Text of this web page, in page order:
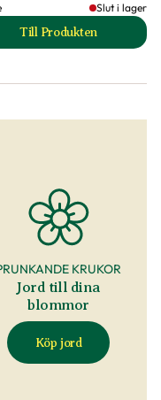
produktsida
Slut i lager
Till Produkten
till Zonalpelargon
KRUKOR
Jord till dina
blommor
Köp jord